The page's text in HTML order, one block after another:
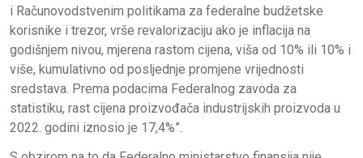
i Računovodstvenim politikama za federalne budžetske
korisnike i trezor, vrše revalorizaciju ako je inflacija na
godišnjem nivou, mjerena rastom cijena, viša od 10% ili 10% i
više, kumulativno od posljednje promjene vrijednosti
sredstava. Prema podacima Federalnog zavoda za
statistiku, rast cijena proizvođača industrijskih proizvoda u
2022. godini iznosio je 17,4%”.